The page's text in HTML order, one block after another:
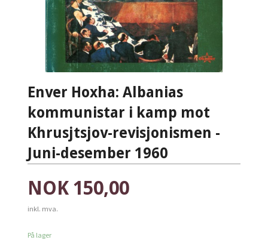
Enver Hoxha: Albanias
kommunistar i kamp mot
Khrusjtsjov-revisjonismen -
Juni-desember 1960
Pris
NOK 150,00
inkl. mva.
På lager